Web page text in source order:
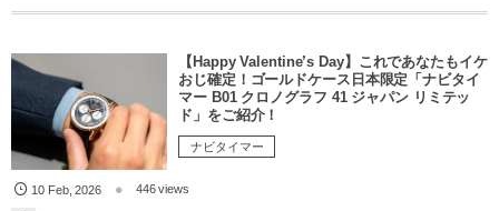
【Happy Valentine’s Day】これであなたもイケ
おじ確定！ゴールドケース日本限定「ナビタイ
マー B01 クロノグラフ 41 ジャパン リミテッ
ド」をご紹介！
ナビタイマー
10 Feb,2026 446 views